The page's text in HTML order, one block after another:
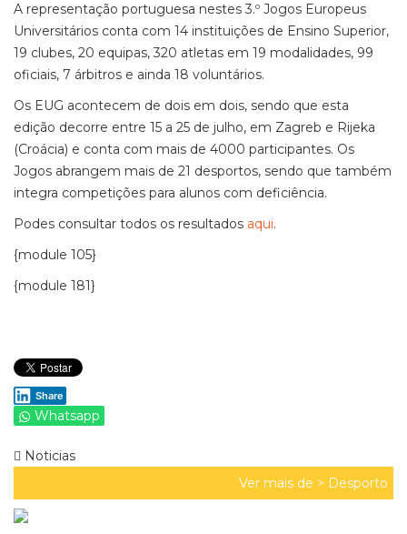
A representação portuguesa nestes 3.º Jogos Europeus
Universitários conta com 14 instituições de Ensino Superior,
19 clubes, 20 equipas, 320 atletas em 19 modalidades, 99
oficiais, 7 árbitros e ainda 18 voluntários.
Os EUG acontecem de dois em dois, sendo que esta
edição decorre entre 15 a 25 de julho, em Zagreb e Rijeka
(Croácia) e conta com mais de 4000 participantes. Os
Jogos abrangem mais de 21 desportos, sendo que também
integra competições para alunos com deficiência.
Podes consultar todos os resultados aqui.
{module 105}
{module 181}
Share
Whatsapp
Noticias
Ver mais de > Desporto